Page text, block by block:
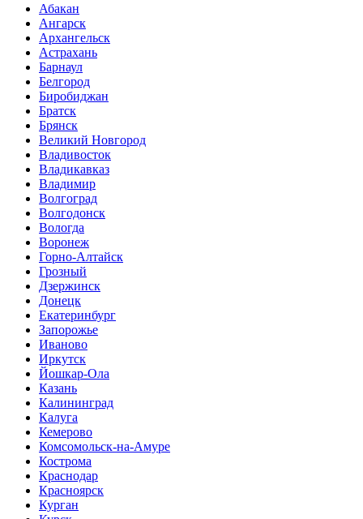
Абакан
Ангарск
Архангельск
Астрахань
Барнаул
Белгород
Биробиджан
Братск
Брянск
Великий Новгород
Владивосток
Владикавказ
Владимир
Волгоград
Волгодонск
Вологда
Воронеж
Горно-Алтайск
Грозный
Дзержинск
Донецк
Екатеринбург
Запорожье
Иваново
Иркутск
Йошкар-Ола
Казань
Калининград
Калуга
Кемерово
Комсомольск-на-Амуре
Кострома
Краснодар
Красноярск
Курган